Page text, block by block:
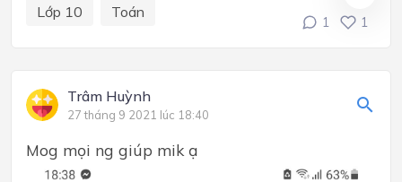
Lớp 10 Toán
1 1
Trâm Huỳnh
27 tháng 9 2021 lúc 18:40
Mog mọi ng giúp mik ạ